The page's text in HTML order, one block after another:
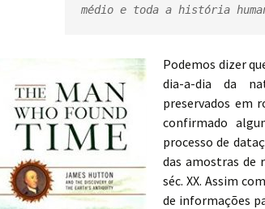
médio e toda a história
Podemos dizer
dia-a-dia da
preservados em
confirmado
processo de
das amostras de
séc. XX. Assim
de informações